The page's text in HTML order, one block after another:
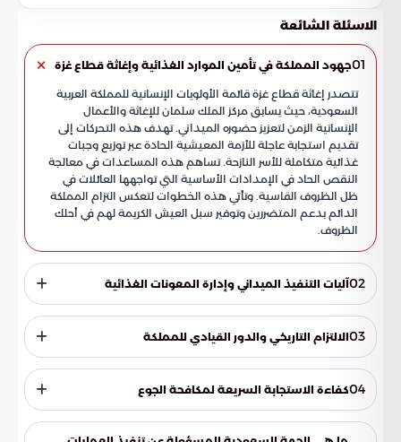
الاسئلة الشائعة
01جهود المملكة في تأمين الموارد الغذائية وإغاثة قطاع غزة
تتصدر إغاثة قطاع غزة قائمة الأولويات الإنسانية للمملكة العربية
السعودية، حيث يسابق مركز الملك سلمان للإغاثة والأعمال
الإنسانية الزمن لتعزيز حضوره الميداني. تهدف هذه التحركات إلى
تقديم استجابة عاجلة للأزمة المعيشية الحادة عبر توزيع وجبات
غذائية متكاملة للأسر النازحة. تساهم هذه المساعدات في معالجة
النقص الحاد في الإمدادات الأساسية التي تواجهها العائلات في
ظل الظروف القاسية. وتأتي هذه الخطوات لتعكس التزام المملكة
الدائم بدعم المتضررين وتوفير سبل العيش الكريمة لهم في أحلك
الظروف.
02آليات التنفيذ الميداني وإدارة المعونات الغذائية
يتولى المطبخ المركزي التابع للمركز مهمة إعداد وتجهيز آلاف
الوجبات اليومية، مع تطبيق معايير رقابية وصحية صارمة لضمان
جودة الغذاء المقدم. وتستند عمليات التوزيع إلى قواعد بيانات
كاهل العائلات التي فقدت مواردها ومخزونها الغذائي نتيجة الأزمة.
ويتم تنسيق الجهود لضمان كفاءة التوزيع وسرعة الوصول إلى
03الالتزام التاريخي والدور القيادي للمملكة
تمثل هذه المبادرات الركيزة الأساسية للحملة الشعبية السعودية
لمساندة الشعب الفلسطيني، وهي امتداد لمواقف المملكة
الراسخة تجاه القضايا الإنسانية. ويعمل مركز الملك سلمان على
التي تعترض سلاسل الإمداد. تأتي هذه الجهود ضمن جسور إغاثية
04كفاءة الاستجابة السريعة لمكافحة الجوع
قدمت المملكة نموذجاً متطوراً في إدارة الأزمات عبر سرعة إيصال
الوجبات الساخنة للمناطق المعزولة ومراكز الإيواء. وتجسد هذه